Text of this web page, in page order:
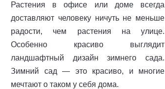
Растения в офисе или доме всегда
доставляют человеку ничуть не меньше
радости, чем растения на улице.
Особенно красиво выглядит
ландшафтный дизайн зимнего сада.
Зимний сад — это красиво, и многие
мечтают о таком у себя дома.